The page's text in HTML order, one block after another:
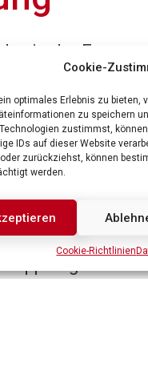
Cookie-
optimales Erlebnis zu bieten,
zu speichern
zustimmst,
IDs auf dieser Website
zurückziehst, können
werden.
Cookie-Richtlinien
in der
zuhause.
Beratenden
und
beteiligt
der